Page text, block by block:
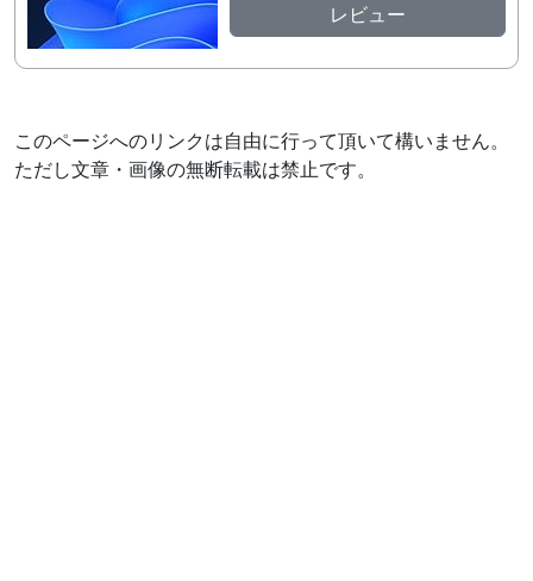
レビュー
このページへのリンクは自由に行って頂いて構いません。
ただし文章・画像の無断転載は禁止です。